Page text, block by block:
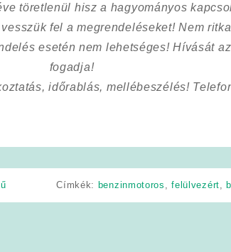
töretlenül hisz a hagyományos
fel a megrendeléseket! Nem
esetén nem lehetséges! Hívását
fogadja!
időrablás, mellébeszélés!
Címkék: benzinmotoros ,felülvezért ,